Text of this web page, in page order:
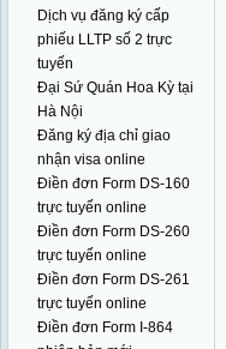
Dịch vụ đăng ký cấp
phiếu LLTP số 2 trực
tuyến
Đại Sứ Quán Hoa Kỳ tại
Hà Nội
Đăng ký địa chỉ giao
nhận visa online
Điền đơn Form DS-160
trực tuyến online
Điền đơn Form DS-260
trực tuyến online
Điền đơn Form DS-261
trực tuyến online
Điền đơn Form I-864